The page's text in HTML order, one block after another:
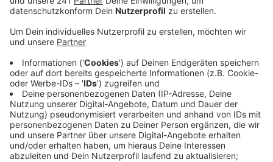
Veröffentlicht:Freitag, 19.07.2019 12:08
Anzeige
Eine riesige Halle mit nachgebautem Mondgestein und
völlig dunkel soll helfen, Roboter und Fahrzeuge zu
bauen, die oben auf dem Mond gut arbeiten können.
Die Halle wird keine Fenster haben, damit
Lichtverhältnisse wie auf dem Erdtrabanten simuliert
werden können. Neugebaut wird auch eine Art mobile